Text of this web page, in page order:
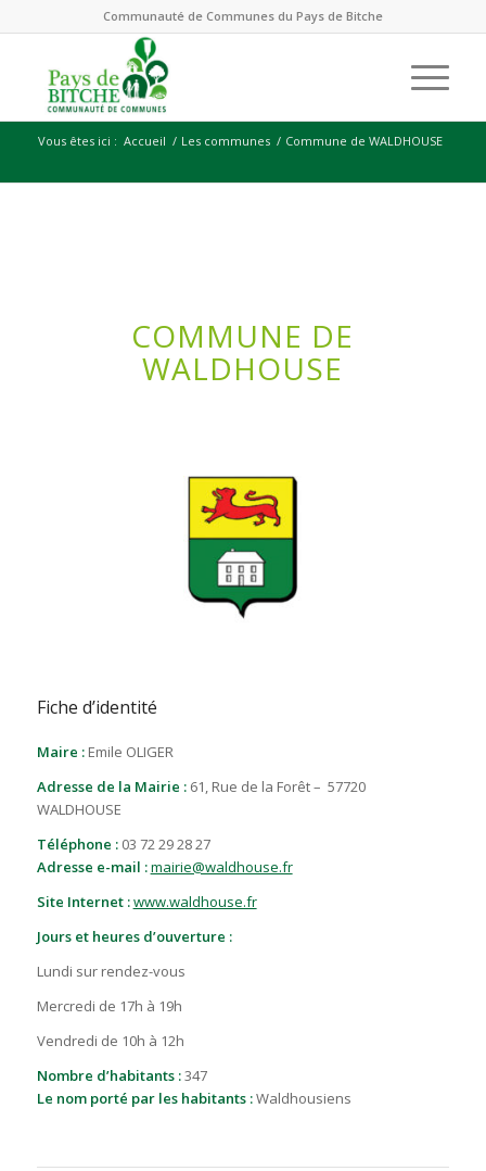
Communauté de Communes du Pays de Bitche
Vous êtes ici : Accueil / Les communes / Commune de WALDHOUSE
COMMUNE DE
WALDHOUSE
Fiche d’identité
Maire : Emile OLIGER
Adresse de la Mairie : 61, Rue de la Forêt – 57720
WALDHOUSE
Téléphone : 03 72 29 28 27
Adresse e-mail :mairie@waldhouse.fr
Site Internet :www.waldhouse.fr
Jours et heures d’ouverture :
Lundi sur rendez-vous
Mercredi de 17h à 19h
Vendredi de 10h à 12h
Nombre d’habitants :347
Le nom porté par les habitants :Waldhousiens